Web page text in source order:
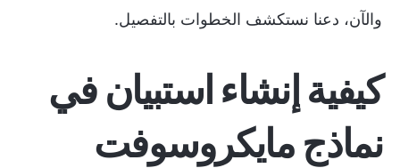
والآن، دعنا نستكشف الخطوات بالتفصيل.
كيفية إنشاء استبيان في
نماذج مايكروسوفت